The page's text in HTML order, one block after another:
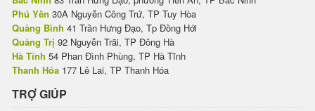
Phú Yên 30A Nguyễn Công Trứ, TP Tuy Hòa
Quảng Bình 41 Trần Hưng Đạo, Tp Đồng Hới
Quảng Trị 92 Nguyễn Trãi, TP Đông Hà
Hà Tĩnh 54 Phan Đình Phùng, TP Hà Tĩnh
Thanh Hóa 177 Lê Lai, TP Thanh Hóa
TRỢ GIÚP